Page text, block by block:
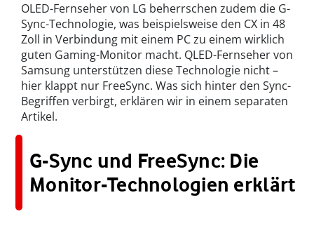
OLED-Fernseher von LG beherrschen zudem die G-
Sync-Technologie, was beispielsweise den CX in 48
Zoll in Verbindung mit einem PC zu einem wirklich
guten Gaming-Monitor macht. QLED-Fernseher von
Samsung unterstützen diese Technologie nicht –
hier klappt nur FreeSync. Was sich hinter den Sync-
Begriffen verbirgt, erklären wir in einem separaten
Artikel.
G-Sync und FreeSync: Die
Monitor-Technologien erklärt